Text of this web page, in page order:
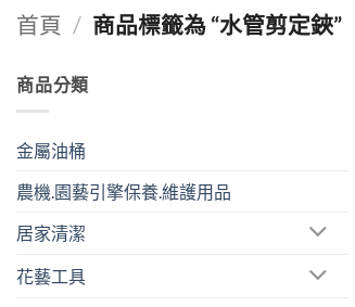
首頁 / 商品標籤為 “水管剪定鋏”
商品分類
金屬油桶
農機.園藝引擎保養.維護用品
居家清潔
花藝工具